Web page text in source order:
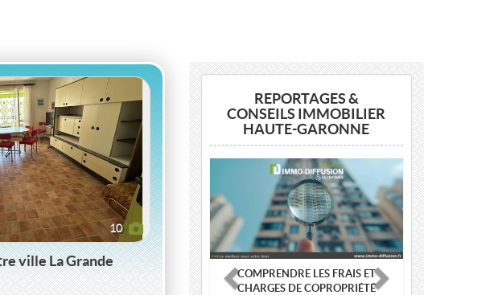
10
ville La Grande
REPORTAGES &
CONSEILS IMMOBILIER
HAUTE-GARONNE
COMPRENDRE LES FRAIS ET
CHARGES DE COPROPRIÉTÉ
Previous Next